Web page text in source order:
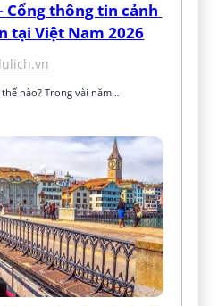
Cổng thông tin cảnh
tại Việt Nam 2026
nào? Trong vài năm…